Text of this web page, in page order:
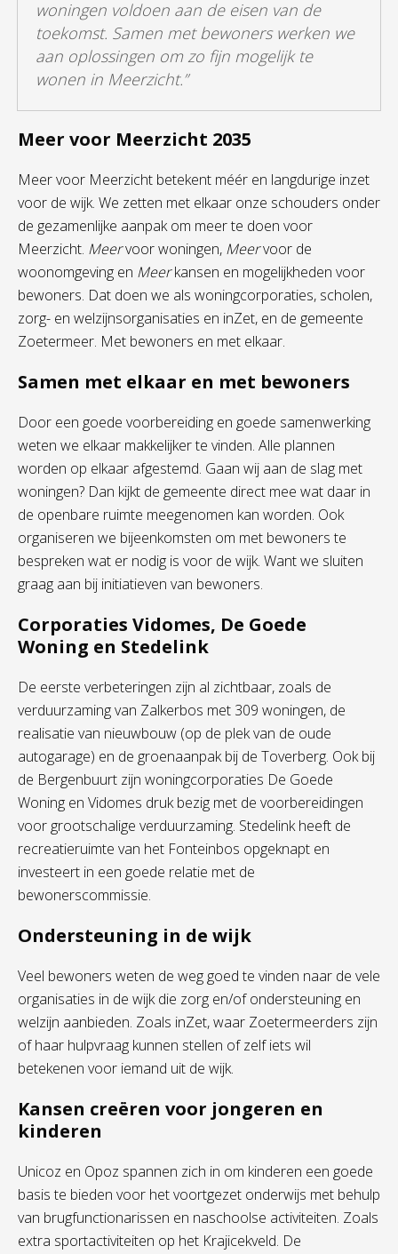
woningen voldoen aan de eisen van de
toekomst. Samen met bewoners werken we
aan oplossingen om zo fijn mogelijk te
wonen in Meerzicht.”
Meer voor Meerzicht 2035
Meer voor Meerzicht betekent méér en langdurige inzet
voor de wijk. We zetten met elkaar onze schouders onder
de gezamenlijke aanpak om meer te doen voor
Meerzicht. Meervoor woningen, Meervoor de
woonomgeving en Meerkansen en mogelijkheden voor
bewoners. Dat doen we als woningcorporaties, scholen,
zorg- en welzijnsorganisaties en inZet, en de gemeente
Zoetermeer. Met bewoners en met elkaar.
Samen met elkaar en met bewoners
Door een goede voorbereiding en goede samenwerking
weten we elkaar makkelijker te vinden. Alle plannen
worden op elkaar afgestemd. Gaan wij aan de slag met
woningen? Dan kijkt de gemeente direct mee wat daar in
de openbare ruimte meegenomen kan worden. Ook
organiseren we bijeenkomsten om met bewoners te
bespreken wat er nodig is voor de wijk. Want we sluiten
graag aan bij initiatieven van bewoners.
Corporaties Vidomes, De Goede
Woning en Stedelink
De eerste verbeteringen zijn al zichtbaar, zoals de
verduurzaming van Zalkerbos met 309 woningen, de
realisatie van nieuwbouw (op de plek van de oude
autogarage) en de groenaanpak bij de Toverberg. Ook bij
de Bergenbuurt zijn woningcorporaties De Goede
Woning en Vidomes druk bezig met de voorbereidingen
voor grootschalige verduurzaming. Stedelink heeft de
recreatieruimte van het Fonteinbos opgeknapt en
investeert in een goede relatie met de
bewonerscommissie.
Ondersteuning in de wijk
Veel bewoners weten de weg goed te vinden naar de vele
organisaties in de wijk die zorg en/of ondersteuning en
welzijn aanbieden. Zoals inZet, waar Zoetermeerders zijn
of haar hulpvraag kunnen stellen of zelf iets wil
betekenen voor iemand uit de wijk.
Kansen creëren voor jongeren en
kinderen
Unicoz en Opoz spannen zich in om kinderen een goede
basis te bieden voor het voortgezet onderwijs met behulp
van brugfunctionarissen en naschoolse activiteiten. Zoals
extra sportactiviteiten op het Krajicekveld. De